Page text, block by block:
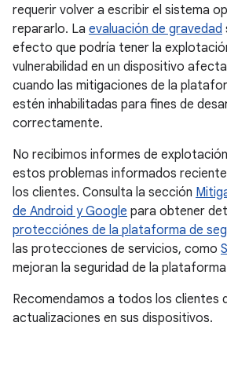
requerir volver a escribir el sistema
repararlo. La evaluación de gravedad
efecto que podría tener la
vulnerabilidad en un dispositivo
cuando las mitigaciones de la
estén inhabilitadas para fines de
correctamente.
No recibimos informes de
estos problemas informados
los clientes. Consulta la sección
de Android y Google para obtener
protecciónes de la plataforma de
las protecciones de servicios, como
mejoran la seguridad de la
Recomendamos a todos los clientes
actualizaciones en sus dispositivos.